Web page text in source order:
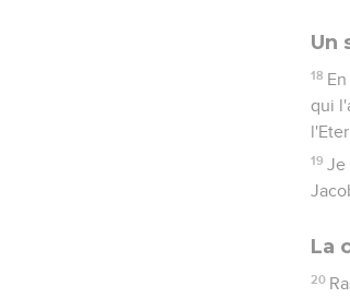
Un
18
qui
19 Je
La
20